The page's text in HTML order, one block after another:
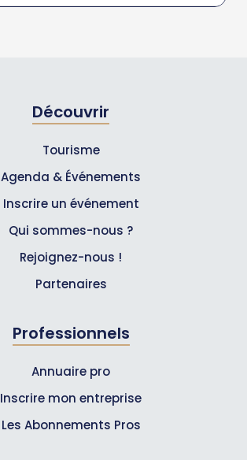
Découvrir
Tourisme
Agenda & Événements
Inscrire un événement
Qui sommes-nous ?
Rejoignez-nous !
Partenaires
Professionnels
Annuaire pro
Inscrire mon entreprise
Les Abonnements Pros